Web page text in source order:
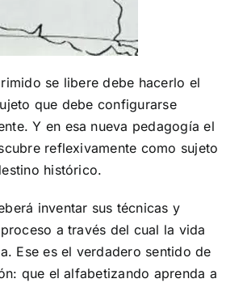
se libere debe hacerlo el
que debe configurarse
Y en esa nueva pedagogía el
reflexivamente como sujeto
histórico.
inventar sus técnicas y
a través del cual la vida
Ese es el verdadero sentido de
que el alfabetizando aprenda a